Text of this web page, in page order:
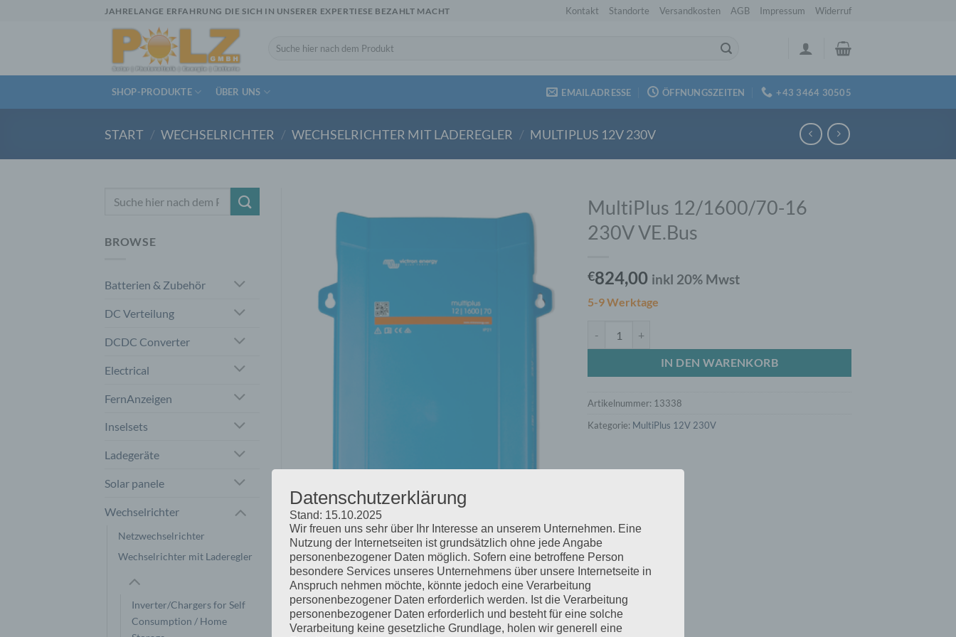
JAHRELANGE ERFAHRUNG DIE SICH IN UNSERER EXPERTIESE BEZAHLT MACHT Kontakt Standorte Versandkosten AGB Impressum Widerruf
Suchen
SHOP-PRODUKTE ÜBER UNS EMAILADRESSE ÖFFNUNGSZEITEN +43 3464 30505
START / WECHSELRICHTER / WECHSELRICHTER MIT LADEREGLER / MULTIPLUS 12V 230V
BROWSE
Batterien & Zubehör
DC Verteilung
DCDC Converter
Electrical
FernAnzeigen
Inselsets
Ladegeräte
Solar panele
Wechselrichter
Netzwechselrichter
Wechselrichter mit Laderegler
Inverter/Chargers for Self
Consumption / Home
MultiPlus 12/1600/70-16
230V VE.Bus
€824,00 inkl 20% Mwst
5-9 Werktage
IN DEN WARENKORB
Artikelnummer: 13338
Kategorie: MultiPlus 12V 230V
Datenschutzerklärung
Stand: 15.10.2025
Wir freuen uns sehr über Ihr Interesse an unserem Unternehmen. Eine
Nutzung der Internetseiten ist grundsätzlich ohne jede Angabe
personenbezogener Daten möglich. Sofern eine betroffene Person
besondere Services unseres Unternehmens über unsere Internetseite in
Anspruch nehmen möchte, könnte jedoch eine Verarbeitung
personenbezogener Daten erforderlich werden. Ist die Verarbeitung
personenbezogener Daten erforderlich und besteht für eine solche
Verarbeitung keine gesetzliche Grundlage, holen wir generell eine